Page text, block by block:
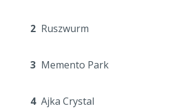
2 Ruszwurm
3 Memento Park
4 Ajka Crystal